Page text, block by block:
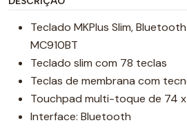
Teclado MKPlus Slim,
MC910BT
Teclado slim com 78 teclas
Teclas de membrana com
Touchpad multi-toque de 74
Interface: Bluetooth